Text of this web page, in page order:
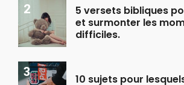
5 versets bibliques
et surmonter les
difficiles.
10 sujets pour